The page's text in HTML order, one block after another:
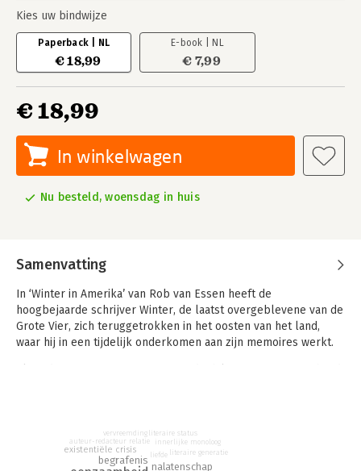
Kies uw bindwijze
Paperback | NL
€ 18,99
E-book | NL
€ 7,99
€ 18,99
In winkelwagen
Nu besteld, woensdag in huis
Samenvatting
In ‘Winter in Amerika’ van Rob van Essen heeft de
hoogbejaarde schrijver Winter, de laatst overgeblevene van de
Grote Vier, zich teruggetrokken in het oosten van het land,
waar hij in een tijdelijk onderkomen aan zijn memoires werkt.
aan het verliezen is, maar ook op haar eigen leven.
De verhalen van Rob van Essen (1963) werden onderscheiden
begrafenis
nalatenschap
existentiële crisis
auteur-redacteur relatie
vervreemding literaire status
liefde
innerlijke monoloog
literaire generatie